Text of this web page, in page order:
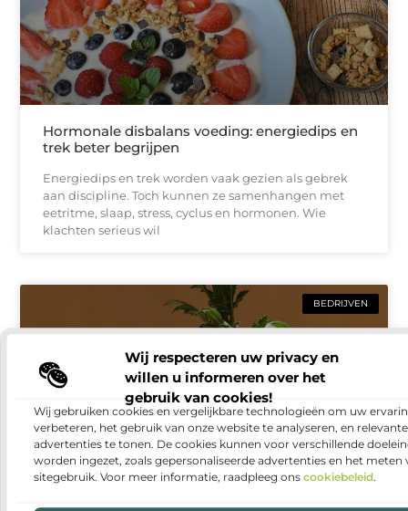
Wij respecteren uw privacy en
willen u informeren over het
gebruik van cookies!
Wij gebruiken cookies en vergelijkbare technologieën om uw
verbeteren, het gebruik van onze website te analyseren, en relevante
advertenties te tonen. De cookies kunnen voor verschillende
worden ingezet, zoals gepersonaliseerde advertenties en het meten
sitegebruik. Voor meer informatie, raadpleeg ons cookiebeleid.
Hormonale disbalans voeding: energiedips en
trek beter begrijpen
Energiedips en trek worden vaak gezien als gebrek
aan discipline. Toch kunnen ze samenhangen met
eetritme, slaap, stress, cyclus en hormonen. Wie
klachten serieus wil
BEDRIJVEN